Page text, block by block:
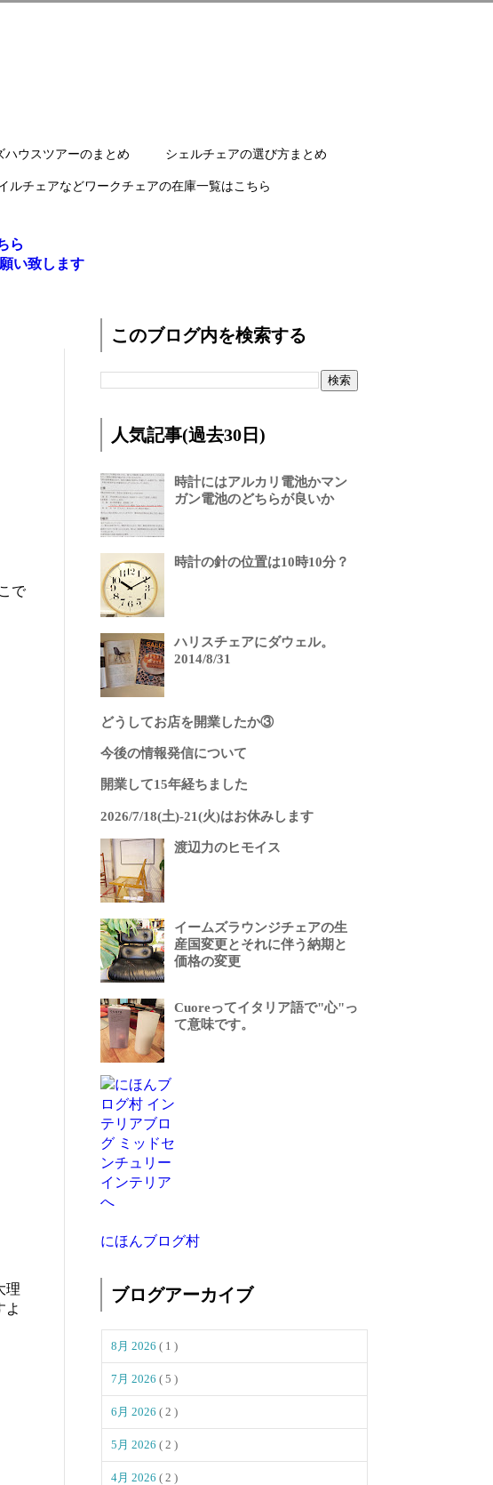
ウスツアーのまとめ シェルチェアの選び方まとめ
ルチェアなどワークチェアの在庫一覧はこちら
ら
い致します
で
理
よ
このブログ内を検索する
人気記事(過去30日)
時計にはアルカリ電池かマン
ガン電池のどちらが良いか
時計の針の位置は10時10分？
ハリスチェアにダウェル。
2014/8/31
どうしてお店を開業したか③
今後の情報発信について
開業して15年経ちました
2026/7/18(土)-21(火)はお休みします
渡辺力のヒモイス
イームズラウンジチェアの生
産国変更とそれに伴う納期と
価格の変更
Cuoreってイタリア語で"心"っ
て意味です。
にほんブログ村
ブログアーカイブ
8月 2026 ( 1 )
7月 2026 ( 5 )
6月 2026 ( 2 )
5月 2026 ( 2 )
4月 2026 ( 2 )